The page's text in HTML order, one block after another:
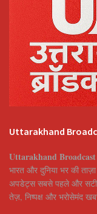
Uttarakhand
Uttarakhand Broadcast
भारत और दुनिया भर की
अपडेट्स सबसे पहले और सटीक
तेज़, निष्पक्ष और भरोसेमंद